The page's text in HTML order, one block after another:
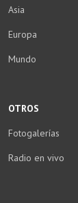
Asia
Europa
Mundo
OTROS
Fotogalerías
Radio en vivo